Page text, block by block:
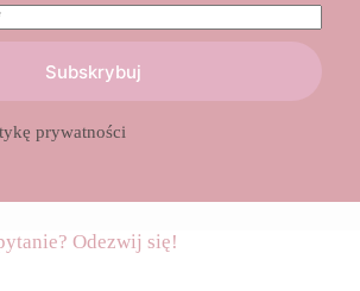
Subskrybuj
prywatności
Odezwij się!